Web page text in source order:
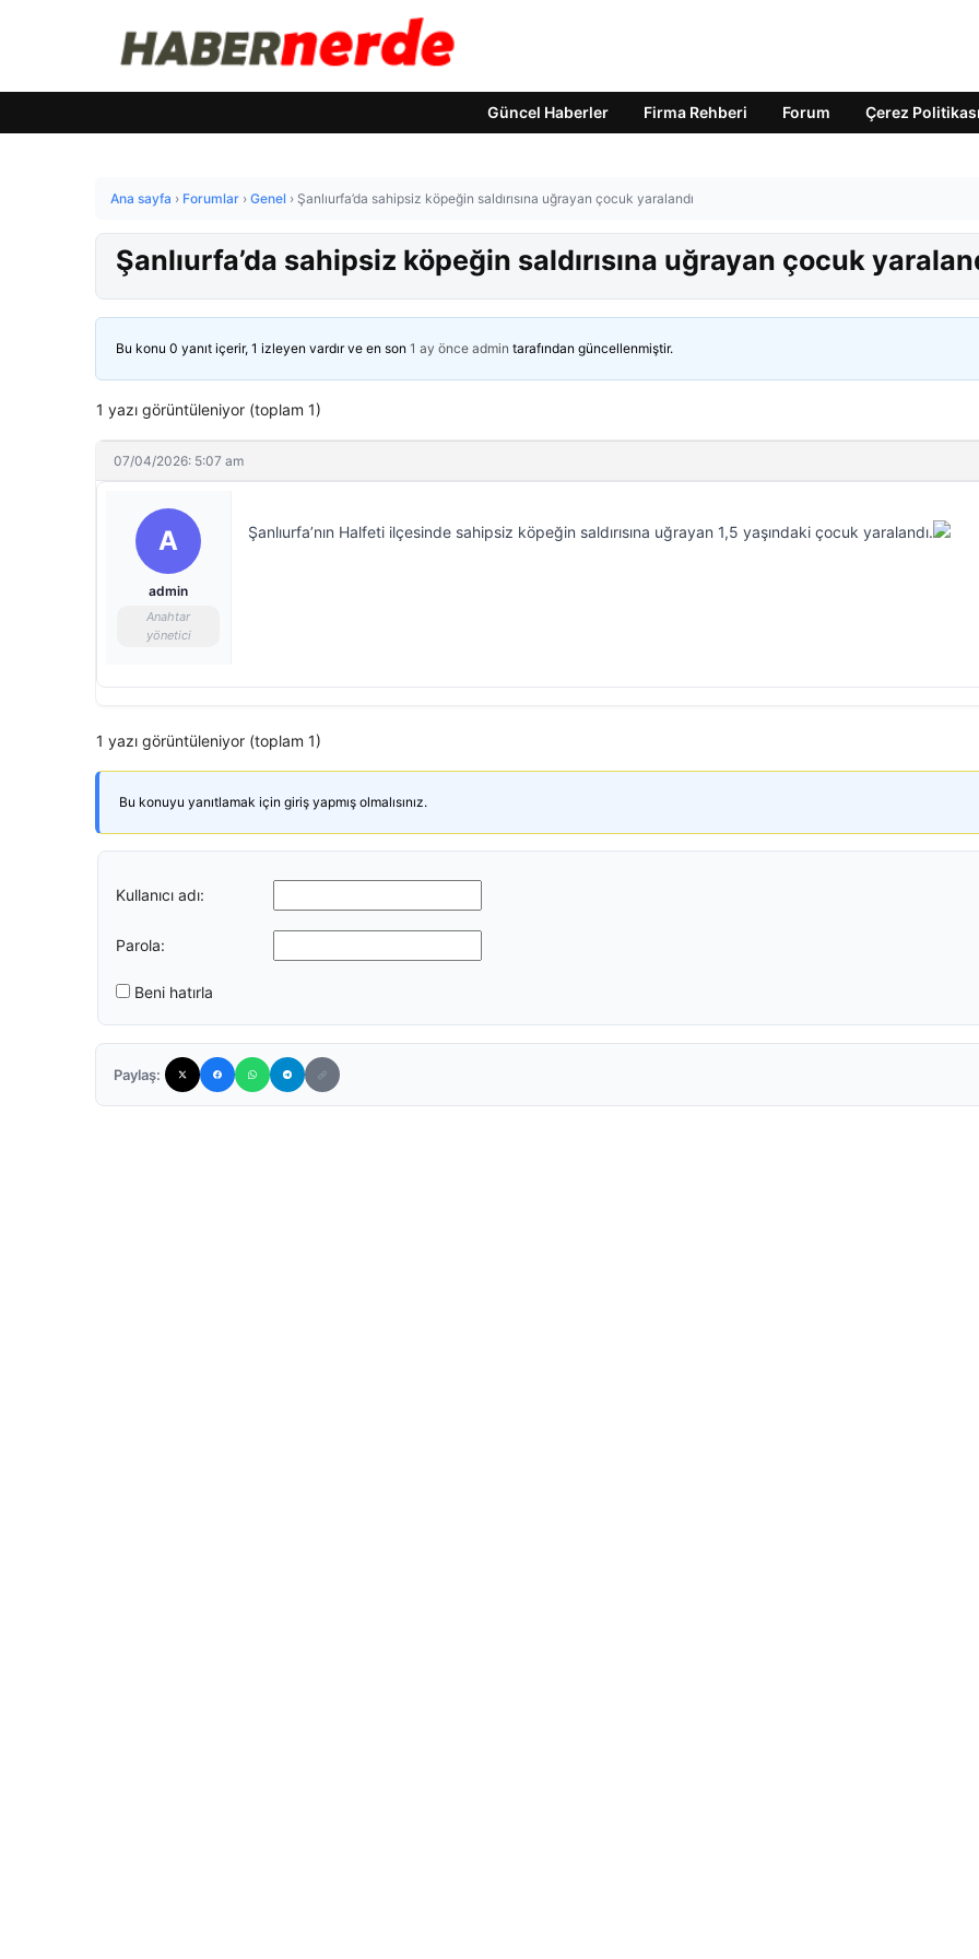
Güncel Haberler Firma Rehberi Forum Çerez Politikası
Ana sayfa › Forumlar › Genel › Şanlıurfa’da sahipsiz köpeğin saldırısına uğrayan çocuk yaralandı
Şanlıurfa’da sahipsiz köpeğin saldırısına uğrayan çocuk
Bu konu 0 yanıt içerir, 1 izleyen vardır ve en son 1 ay önce admin tarafından güncellenmiştir.
1 yazı görüntüleniyor (toplam 1)
07/04/2026: 5:07 am
A
admin
Anahtar
yönetici
Şanlıurfa’nın Halfeti ilçesinde sahipsiz köpeğin saldırısına uğrayan 1,5 yaşındaki çocuk yaralandı.
1 yazı görüntüleniyor (toplam 1)
Bu konuyu yanıtlamak için giriş yapmış olmalısınız.
Kullanıcı adı:
Parola:
Beni hatırla
Paylaş: